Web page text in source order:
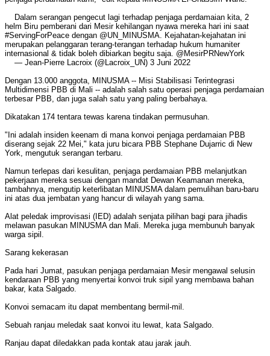
Dalam serangan pengecut lagi terhadap penjaga perdamaian kita, 2
helm Biru pemberani dari Mesir kehilangan nyawa mereka hari ini saat
#ServingForPeace dengan @UN_MINUSMA. Kejahatan-kejahatan ini
merupakan pelanggaran terang-terangan terhadap hukum humaniter
internasional & tidak boleh dibiarkan begitu saja. @MesirPRNewYork
— Jean-Pierre Lacroix (@Lacroix_UN) 3 Juni 2022
Dengan 13.000 anggota, MINUSMA -- Misi Stabilisasi Terintegrasi
Multidimensi PBB di Mali -- adalah salah satu operasi penjaga perdamaian
terbesar PBB, dan juga salah satu yang paling berbahaya.
Dikatakan 174 tentara tewas karena tindakan permusuhan.
"Ini adalah insiden keenam di mana konvoi penjaga perdamaian PBB
diserang sejak 22 Mei," kata juru bicara PBB Stephane Dujarric di New
York, mengutuk serangan terbaru.
Namun terlepas dari kesulitan, penjaga perdamaian PBB melanjutkan
pekerjaan mereka sesuai dengan mandat Dewan Keamanan mereka,
tambahnya, mengutip keterlibatan MINUSMA dalam pemulihan baru-baru
ini atas dua jembatan yang hancur di wilayah yang sama.
Alat peledak improvisasi (IED) adalah senjata pilihan bagi para jihadis
melawan pasukan MINUSMA dan Mali. Mereka juga membunuh banyak
warga sipil.
Sarang kekerasan
Pada hari Jumat, pasukan penjaga perdamaian Mesir mengawal selusin
kendaraan PBB yang menyertai konvoi truk sipil yang membawa bahan
bakar, kata Salgado.
Konvoi semacam itu dapat membentang bermil-mil.
Sebuah ranjau meledak saat konvoi itu lewat, kata Salgado.
Ranjau dapat diledakkan pada kontak atau jarak jauh.